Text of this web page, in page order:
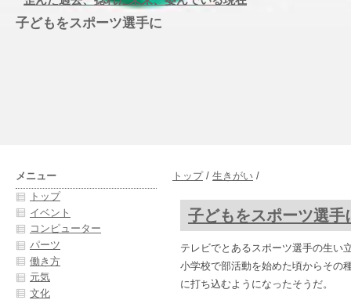
子どもをスポーツ選手に
トップ/ 生きがい /
子どもをスポーツ選手
テレビでとあるスポーツ選手の生い
小学校で部活動を始めた頃からその
に打ち込むようになったそうだ。
メニュー
トップ
イベント
コンピューター
パーツ
働き方
元気
文化